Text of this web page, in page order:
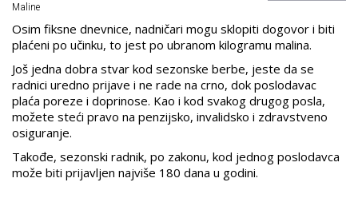
Maline
Osim fiksne dnevnice, nadničari mogu sklopiti dogovor i biti
plaćeni po učinku, to jest po ubranom kilogramu malina.
Još jedna dobra stvar kod sezonske berbe, jeste da se
radnici uredno prijave i ne rade na crno, dok poslodavac
plaća poreze i doprinose. Kao i kod svakog drugog posla,
možete steći pravo na penzijsko, invalidsko i zdravstveno
osiguranje.
Takođe, sezonski radnik, po zakonu, kod jednog poslodavca
može biti prijavljen najviše 180 dana u godini.